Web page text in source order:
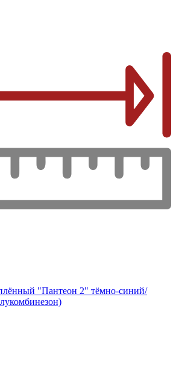
"Пантеон 2" тёмно-синий/